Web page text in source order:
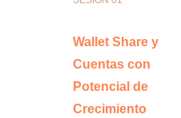
Wallet Share y
Cuentas con
Potencial de
Crecimiento